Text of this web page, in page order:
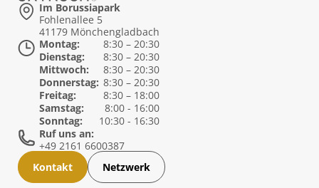
Im Borussiapark
Fohlenallee 5
41179 Mönchengladbach
Montag:
8:30 – 20:30
Dienstag:
8:30 – 20:30
Mittwoch:
8:30 – 20:30
Donnerstag: 8:30 – 20:30
Freitag:
8:30 – 18:00
Samstag:
8:00 - 16:00
Sonntag:
10:30 - 16:30
Ruf uns an:
+49 2161 6600387
Kontakt
Netzwerk